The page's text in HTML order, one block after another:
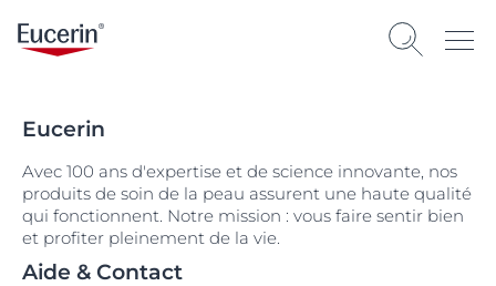
Eucerin
Avec 100 ans d'expertise et de science innovante, nos
produits de soin de la peau assurent une haute qualité
qui fonctionnent. Notre mission : vous faire sentir bien
et profiter pleinement de la vie.
Aide & Contact